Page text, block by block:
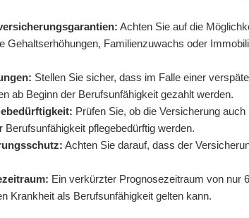
Achten Sie auf die
Gehaltserhöhungen, Familienzuwachs oder
Stellen Sie sicher, dass im Falle einer
ab Beginn der Berufsunfähigkeit gezahlt werden.
Prüfen Sie, ob die Versicherung
Berufsunfähigkeit pflegebedürftig werden.
Achten Sie darauf, dass der
Ein verkürzter Prognosezeitraum von nur
Krankheit als Berufsunfähigkeit gelten kann.